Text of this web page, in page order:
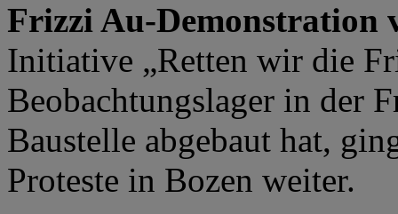
Frizzi Au-Demonstration
Initiative „Retten wir die
Beobachtungslager in der
Baustelle abgebaut hat,
Proteste in Bozen weiter.